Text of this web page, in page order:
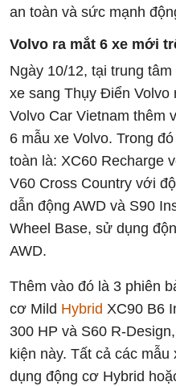
an toàn và sức mạnh
Volvo ra mắt 6 xe mới
Ngày 10/12, tại trung
xe sang Thụy Điển
Volvo Car Vietnam thêm
6 mẫu xe Volvo. Trong
toàn là: XC60 Recharge
V60 Cross Country với
dẫn động AWD và S90
Wheel Base, sử dụng
AWD.
Thêm vào đó là 3 phiên
cơ Mild Hybrid XC90 B6
300 HP và S60 R-
kiện này. Tất cả các
dụng động cơ Hybrid